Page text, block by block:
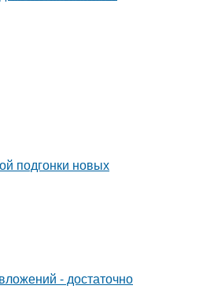
подгонки новых
- достаточно